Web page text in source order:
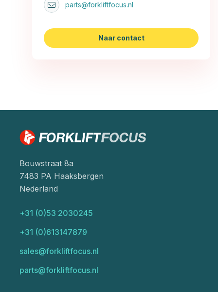
parts@forkliftfocus.nl
Naar contact
Bouwstraat 8a
7483 PA Haaksbergen
Nederland
+31 (0)53 2030245
+31 (0)613147879
sales@forkliftfocus.nl
parts@forkliftfocus.nl